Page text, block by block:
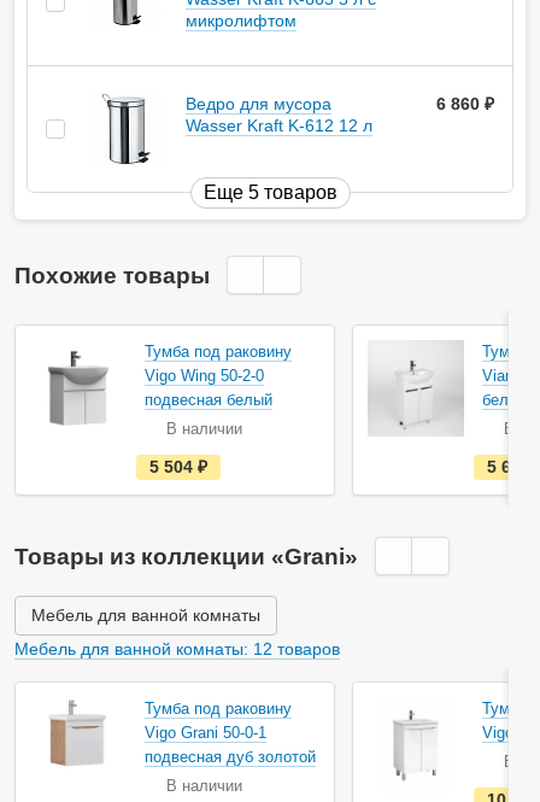
микролифтом
Ведро для мусора
Wasser Kraft K-612 12 л
6 860
Еще 5 товаров
Похожие товары
Тумба под раковину
Vigo Wing 50-2-0
подвесная белый
В наличии
е
с
т
а
и
ч
и
и
5 504
Тумба
Viant
белая
В
5 622
Товары из коллекции «Grani»
Мебель для ванной комнаты
Мебель для ванной комнаты: 12 товаров
Тумба под раковину
Vigo Grani 50-0-1
подвесная дуб золотой
В наличии
Тумба
Vigo
В